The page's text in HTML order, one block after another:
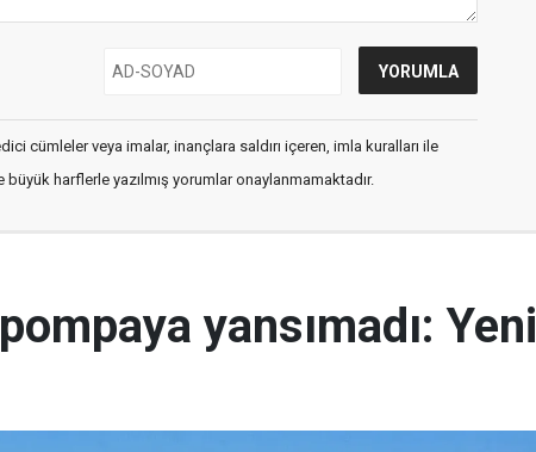
cümleler veya imalar, inançlara saldırı içeren, imla kuralları ile
büyük harflerle yazılmış yorumlar onaylanmamaktadır.
yansımadı: Yeni